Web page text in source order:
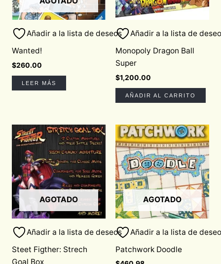
Añadir a la lista de deseos
Wanted!
$260.00
LEER MÁS
Añadir a la lista de
Monopoly Dragon Ball
Super
$1,200.00
AÑADIR AL CARRITO
AGOTADO
Añadir a la lista de deseos
Steet Figther: Strech
Goal Box
AGOTADO
Añadir a la lista de
Patchwork Doodle